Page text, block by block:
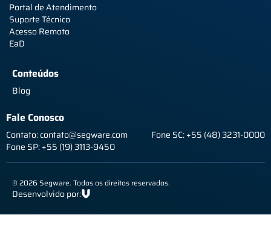
Portal de Atendimento
Suporte Técnico
Acesso Remoto
EaD
Conteúdos
Blog
Fale Conosco
Contato: contato@segware.com
Fone SC: +55 (48) 3231-0000
Fone SP: +55 (19) 3113-9450
© 2026 Segware. Todos os direitos reservados.
Desenvolvido por: